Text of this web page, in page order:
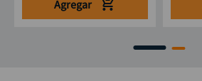
Agregar